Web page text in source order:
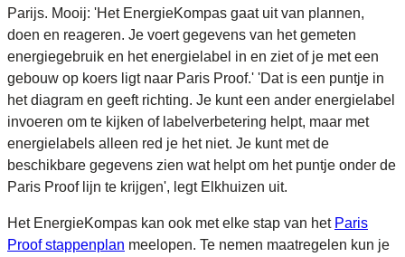
Parijs. Mooij: 'Het EnergieKompas gaat uit van plannen,
doen en reageren. Je voert gegevens van het gemeten
energiegebruik en het energielabel in en ziet of je met een
gebouw op koers ligt naar Paris Proof.' 'Dat is een puntje in
het diagram en geeft richting. Je kunt een ander energielabel
invoeren om te kijken of labelverbetering helpt, maar met
energielabels alleen red je het niet. Je kunt met de
beschikbare gegevens zien wat helpt om het puntje onder de
Paris Proof lijn te krijgen', legt Elkhuizen uit.
Het EnergieKompas kan ook met elke stap van het Paris
Proofstappenplan meelopen. Te nemen maatregelen kun je